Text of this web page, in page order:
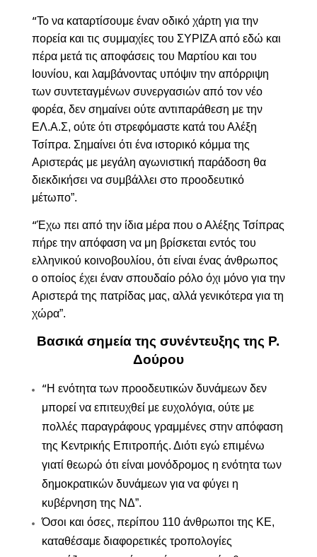
“Toνα καταρτίσουμε έναν οδικό χάρτη για την
πορεία και τις συμμαχίες του ΣΥΡΙΖΑ από εδώ και
πέρα μετά τις αποφάσεις του Μαρτίου και του
Ιουνίου, και λαμβάνοντας υπόψιν την απόρριψη
των συντεταγμένων συνεργασιών από τον νέο
φορέα, δεν σημαίνει ούτε αντιπαράθεση με την
ΕΛ.Α.Σ, ούτε ότι στρεφόμαστε κατά του Αλέξη
Τσίπρα. Σημαίνει ότι ένα ιστορικό κόμμα της
Αριστεράς με μεγάλη αγωνιστική παράδοση θα
διεκδικήσει να συμβάλλει στο προοδευτικό
μέτωπο”.
“Έχω πει από την ίδια μέρα που ο Αλέξης Τσίπρας
πήρε την απόφαση να μη βρίσκεται εντός του
ελληνικού κοινοβουλίου, ότι είναι ένας άνθρωπος
ο οποίος έχει έναν σπουδαίο ρόλο όχι μόνο για την
Αριστερά της πατρίδας μας, αλλά γενικότερα για τη
χώρα”.
Βασικά σημεία της συνέντευξης της Ρ.
Δούρου
“Η ενότητα των προοδευτικών δυνάμεων δεν
μπορεί να επιτευχθεί με ευχολόγια, ούτε με
πολλές παραγράφους γραμμένες στην απόφαση
της Κεντρικής Επιτροπής. Διότι εγώ επιμένω
γιατί θεωρώ ότι είναι μονόδρομος η ενότητα των
δημοκρατικών δυνάμεων για να φύγει η
κυβέρνηση της ΝΔ”.
Όσοι και όσες, περίπου 110 άνθρωποι της ΚΕ,
καταθέσαμε διαφορετικές τροπολογίες